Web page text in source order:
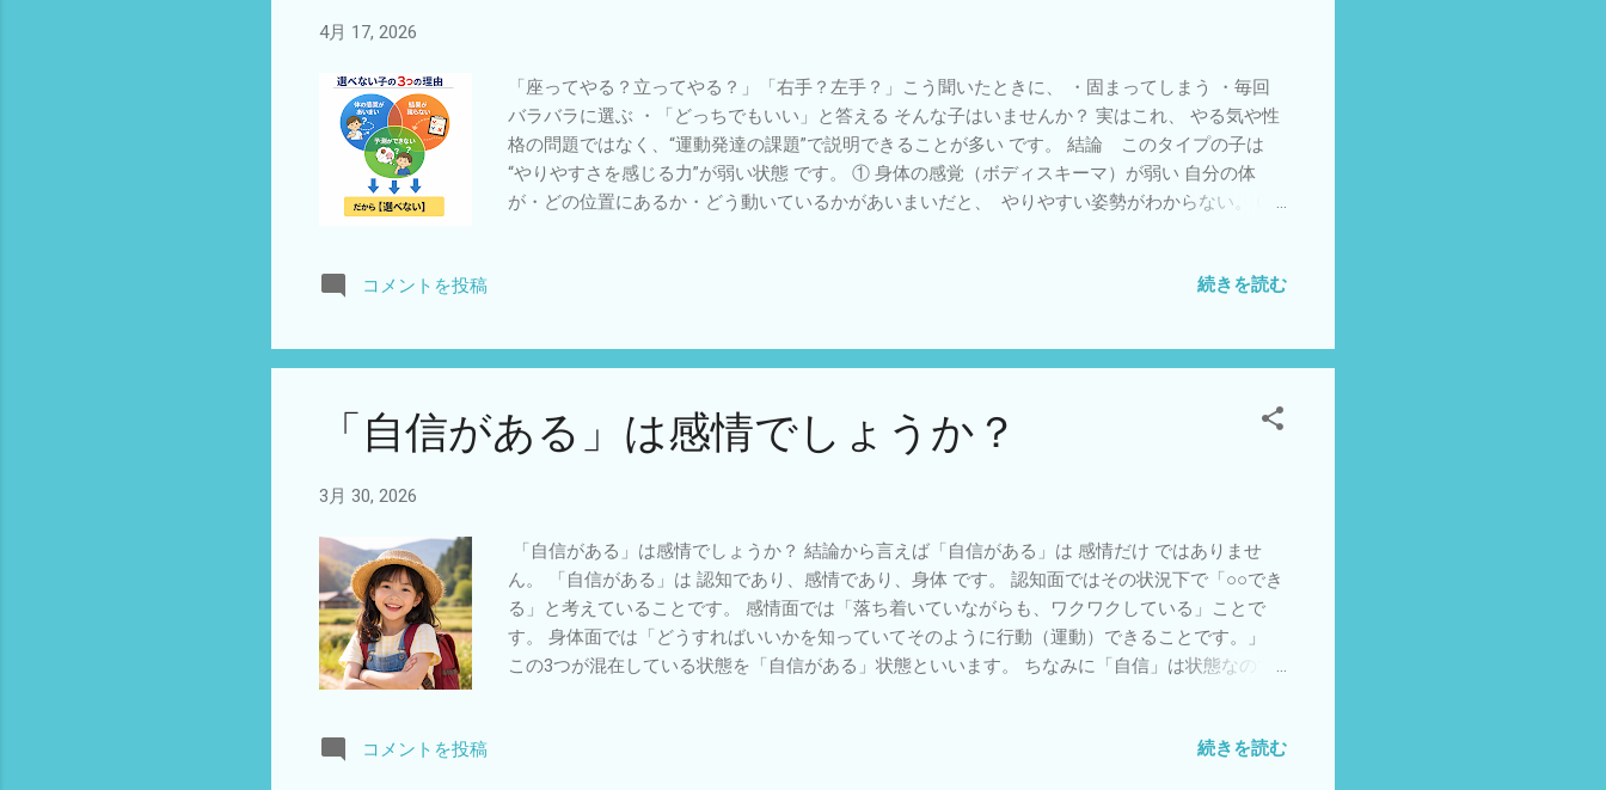
4月 17, 2026
「座ってやる？立ってやる？」「右手？左手？」こう聞いたときに、 ・固まってしまう ・毎回
バラバラに選ぶ ・「どっちでもいい」と答える そんな子はいませんか？ 実はこれ、 やる気や性
格の問題ではなく、“運動発達の課題”で説明できることが多い です。 結論 このタイプの子は
“やりやすさを感じる力”が弱い状態 です。 ① 身体の感覚（ボディスキーマ）が弱い 自分の体
が・どの位置にあるか・どう動いているかがあいまいだと、 やりやすい姿勢がわからない。 ②
内部モデル（予測する力）が弱い 「こう動けばうまくいく」という予測が弱いと 試す前から選
徴 ・「これでいい？」とすぐ聞く ・動きが毎回変わる ・課題に入るまで時間がかかる ・成功し
ても再現できない 支援のポイント ① “選ばせる”より“体験させる” いきなり選択させるのではな
く 両方やらせて違いを体で感じさせる 例：・座って投げる → 立って投げる・右手 → 左手 ② 成
功を強調する 「今のいいね！」では弱いです 何 が良かったか具体化する 例：・「今の立った方
が遠くまで飛んだね」・「右手の方がまっすぐいったね」 ③ “やりやすさ”を言語化する 感覚を言
み重ねる 成功 → 記憶 → 再現このループを作ることが目的です 簡単にできる運動遊び ・投げ分
けゲーム 右手と左手で投げて どっちが遠いか比べる ・姿勢チェンジジャンプ 座る→立つでジャ
ンプ 高さの違いを体感 ・バランス比べ 両足→片足 安定感の違いを感じる まとめ 「どっち
がやりやすいかわからない子」は 感覚が鈍いわけでも...
コメントを投稿 続きを読む
「自信がある」は感情でしょうか？
3月 30, 2026
「自信がある」は感情でしょうか？ 結論から言えば「自信がある」は 感情だけ ではありませ
ん。 「自信がある」は 認知であり、感情であり、身体 です。 認知面ではその状況下で「○○でき
る」と考えていることです。 感情面では「落ち着いていながらも、ワクワクしている」ことで
す。 身体面では「どうすればいいかを知っていてそのように行動（運動）できることです。」
この3つが混在している状態を「自信がある」状態といいます。 ちなみに「自信」は状態なので
「「社交的」な子、「内向的」な子などは性格特性なので状態に比べると変化しにくい性質を持
コメントを投稿 続きを読む